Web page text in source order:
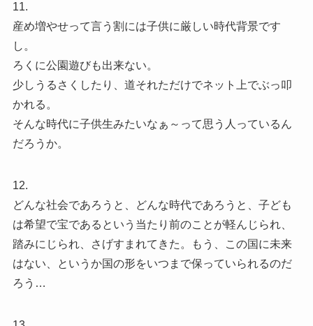
11.
産め増やせって言う割には子供に厳しい時代背景です
し。
ろくに公園遊びも出来ない。
少しうるさくしたり、道それただけでネット上でぶっ叩
かれる。
そんな時代に子供生みたいなぁ～って思う人っているん
だろうか。
12.
どんな社会であろうと、どんな時代であろうと、子ども
は希望で宝であるという当たり前のことが軽んじられ、
踏みにじられ、さげすまれてきた。もう、この国に未来
はない、というか国の形をいつまで保っていられるのだ
ろう…